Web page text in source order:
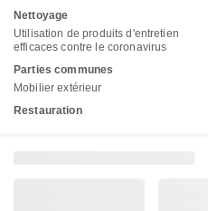
Nettoyage
Utilisation de produits d'entretien
efficaces contre le coronavirus
Parties communes
Mobilier extérieur
Restauration